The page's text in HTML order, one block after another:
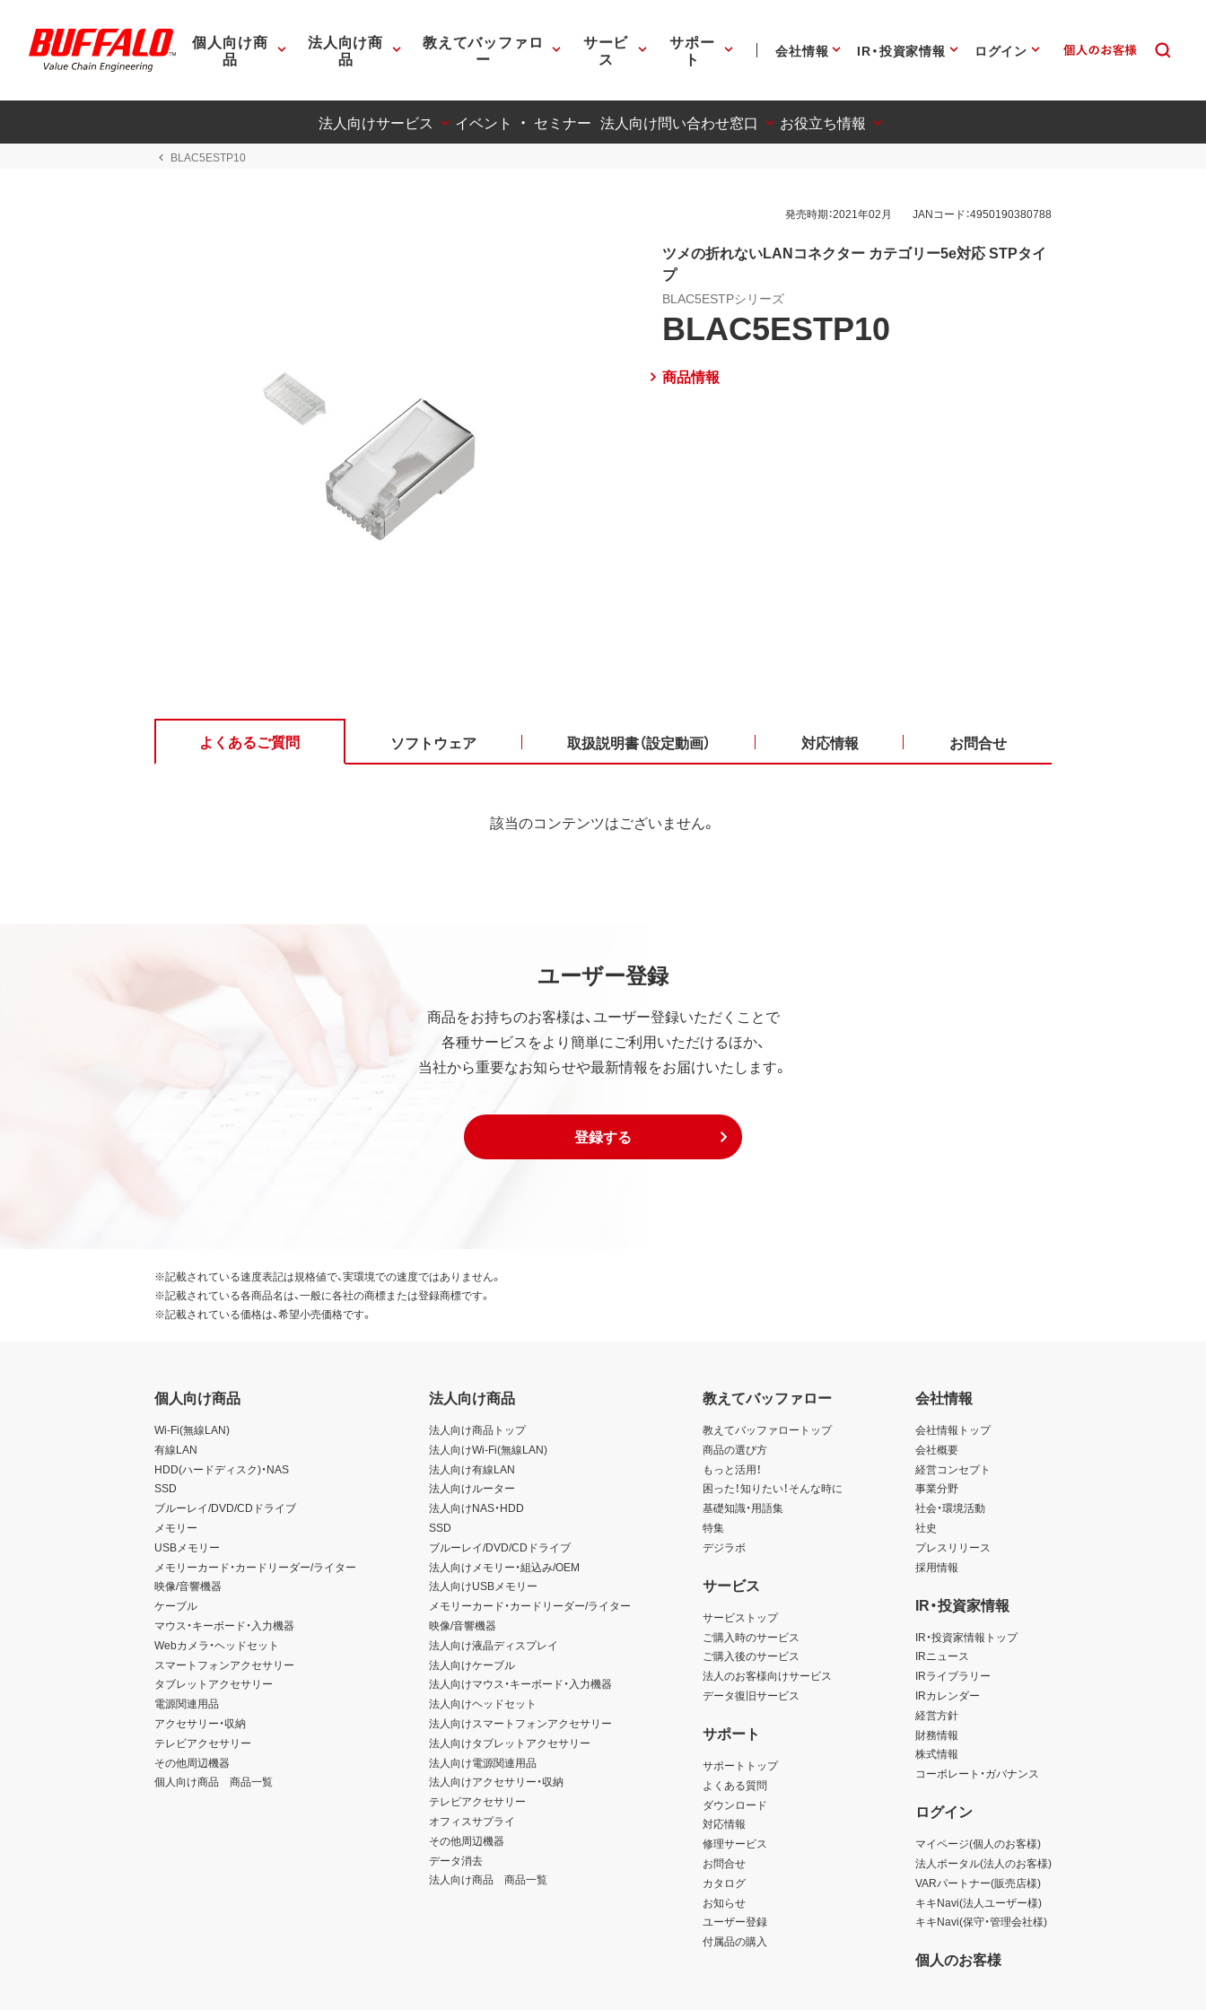
個人向け商
品
法人向け商
品
教えてバッファロ
ー
サービ
ス
サポー
ト 会社情報 IR・投資家情報 ログイン
法人向けサービス イベント ・ セミナー 法人向け問い合わせ窓口 お役立ち情報
BLAC5ESTP10
発売時期：2021年02月 JANコード：4950190380788
ツメの折れないLANコネクター カテゴリー5e対応 STPタイ
プ
BLAC5ESTPシリーズ
BLAC5ESTP10
商品情報
よくあるご質問 ソフトウェア 取扱説明書（設定動画） 対応情報 お問合せ
該当のコンテンツはございません。
ユーザー登録
商品をお持ちのお客様は、ユーザー登録いただくことで
各種サービスをより簡単にご利用いただけるほか、
当社から重要なお知らせや最新情報をお届けいたします。
登録する
※記載されている速度表記は規格値で、実環境での速度ではありません。
※記載されている各商品名は、一般に各社の商標または登録商標です。
※記載されている価格は、希望小売価格です。
個人向け商品
Wi-Fi(無線LAN)
有線LAN
HDD(ハードディスク)・NAS
SSD
ブルーレイ/DVD/CDドライブ
メモリー
USBメモリー
メモリーカード・カードリーダー/ライター
映像/音響機器
ケーブル
マウス・キーボード・入力機器
Webカメラ・ヘッドセット
スマートフォンアクセサリー
タブレットアクセサリー
電源関連用品
アクセサリー・収納
テレビアクセサリー
その他周辺機器
個人向け商品 商品一覧
法人向け商品
法人向け商品トップ
法人向けWi-Fi(無線LAN)
法人向け有線LAN
法人向けルーター
法人向けNAS・HDD
SSD
ブルーレイ/DVD/CDドライブ
法人向けメモリー・組込み/OEM
法人向けUSBメモリー
メモリーカード・カードリーダー/ライター
映像/音響機器
法人向け液晶ディスプレイ
法人向けケーブル
法人向けマウス・キーボード・入力機器
法人向けヘッドセット
法人向けスマートフォンアクセサリー
法人向けタブレットアクセサリー
法人向け電源関連用品
法人向けアクセサリー・収納
テレビアクセサリー
オフィスサプライ
その他周辺機器
データ消去
法人向け商品 商品一覧
教えてバッファロー
教えてバッファロートップ
商品の選び方
もっと活用！
困った！知りたい！そんな時に
基礎知識・用語集
特集
デジラボ
サービス
サービストップ
ご購入時のサービス
ご購入後のサービス
法人のお客様向けサービス
データ復旧サービス
サポート
サポートトップ
よくある質問
ダウンロード
対応情報
修理サービス
お問合せ
カタログ
お知らせ
ユーザー登録
付属品の購入
会社情報
会社情報トップ
会社概要
経営コンセプト
事業分野
社会・環境活動
社史
プレスリリース
採用情報
IR・投資家情報
IR・投資家情報トップ
IRニュース
IRライブラリー
IRカレンダー
経営方針
財務情報
株式情報
コーポレート・ガバナンス
ログイン
マイページ(個人のお客様)
法人ポータル(法人のお客様)
VARパートナー(販売店様)
キキNavi(法人ユーザー様)
キキNavi(保守・管理会社様)
個人のお客様